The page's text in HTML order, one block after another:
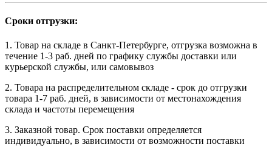
Сроки отгрузки:
1. Товар на складе в Санкт-Петербурге, отгрузка возможна в
течение 1-3 раб. дней по графику службы доставки или
курьерской службы, или самовывоз
2. Товара на распределительном складе - срок до отгрузки
товара 1-7 раб. дней, в зависимости от местонахождения
склада и частоты перемещения
3. Заказной товар. Срок поставки определяется
индивидуально, в зависимости от возможности поставки